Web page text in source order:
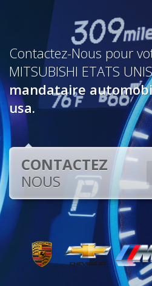
Contactez-Nous pour
MITSUBISHI ETATS UNIS
mandataire
usa.
CONTACTEZ
NOUS